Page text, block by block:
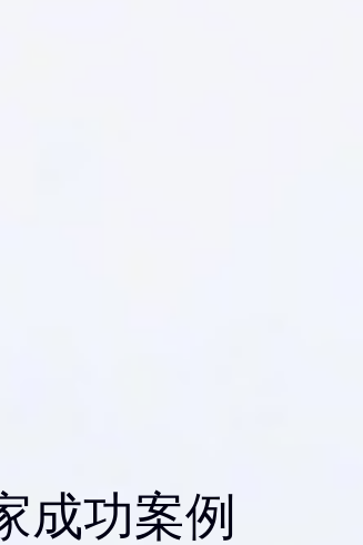
成功案例